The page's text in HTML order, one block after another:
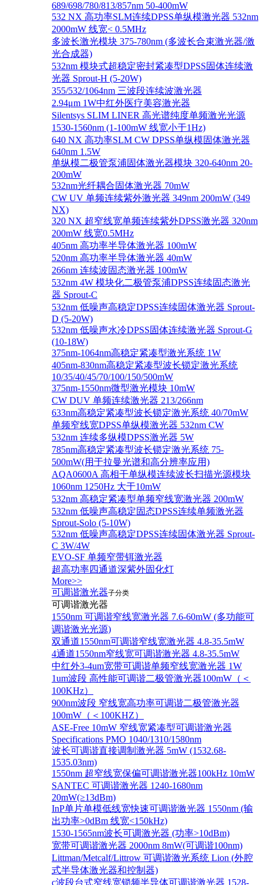
689/698/780/813/857nm 50-400mW
532 NX 高功率SLM连续DPSS单纵模激光器 532nm
2000mW 线宽< 0.5MHz
多波长激光模块 375-780nm (多波长合束激光器/激
光合成器)
532nm 模块式超稳定密封紧凑型DPSS固体连续激
光器 Sprout-H (5-20W)
355/532/1064nm 三波段连续波激光器
2.94μm 1W中红外医疗美容激光器
Silentsys SLIM LINER 高光谱纯度单频激光光源
1530-1560nm (1-100mW 线宽小于1Hz)
640 NX 高功率SLM CW DPSS单纵模固体激光器
640nm 1.5W
单纵模二极管泵浦固体激光器模块 320-640nm 20-
200mW
532nm光纤耦合固体激光器 70mW
CW UV 单频连续紫外激光器 349nm 200mW (349
NX)
320 NX 超窄线宽单频连续紫外DPSS激光器 320nm
200mW 线宽0.5MHz
405nm 高功率半导体激光器 100mW
520nm 高功率半导体激光器 40mW
266nm 连续波固态激光器 100mW
532nm 4W 模块化二极管泵浦DPSS连续固态激光
器 Sprout-C
532nm 低噪声高稳定DPSS连续固体激光器 Sprout-
D (5-20W)
532nm 低噪声水冷DPSS固体连续激光器 Sprout-G
(10-18W)
375nm-1064nm高稳定紧凑型激光系统 1W
405nm-830nm高稳定紧凑型波长锁定激光系统
10/35/40/45/70/100/150/500mW
375nm-1550nm微型激光模块 10mW
CW DUV 单频连续激光器 213/266nm
633nm高稳定紧凑型波长锁定激光系统 40/70mW
单频窄线宽DPSS单纵模激光器 532nm CW
532nm 连续多纵模DPSS激光器 5W
785nm高稳定紧凑型波长锁定激光系统 75-
500mW(用于拉曼光谱和高分辨率应用)
AQA0600A 高相干单纵模连续波长扫描光源模块
1060nm 1250Hz 大于10mW
532nm 高稳定紧凑型单频窄线宽激光器 200mW
532nm 低噪声高稳定固态DPSS连续单频激光器
Sprout‐Solo (5-10W)
532nm 低噪声高稳定DPSS连续固体激光器 Sprout-
C 3W/4W
EVO-SF 单频窄带铒激光器
超高功率四通道深紫外固化灯
More>>
可调谐激光器子分类
可调谐激光器
1550nm 可调谐窄线宽激光器 7.6-60mW (多功能可
调谐激光光源)
双通道1550nm可调谐窄线宽激光器 4.8-35.5mW
4通道1550nm窄线宽可调谐激光器 4.8-35.5mW
中红外3-4um宽带可调谐单频窄线宽激光器 1W
1um波段 高性能可调谐二极管激光器100mW（＜
100KHz）
900nm波段 窄线宽高功率可调谐二极管激光器
100mW（＜100KHZ）
ASE-Free 10mW 窄线宽紧凑型可调谐激光器
Specifications PMO 1040/1310/1580nm
波长可调谐直接调制激光器 5mW (1532.68-
1535.03nm)
1550nm 超窄线宽保偏可调谐激光器100kHz 10mW
SANTEC 可调谐激光器 1240-1680nm
20mW(≥13dBm)
InP单片单模低线宽快速可调谐激光器 1550nm (输
出功率>0dBm 线宽<150kHz)
1530-1565nm波长可调激光器 (功率>10dBm)
宽带可调谐激光器 2000nm 8mW(可调谐100nm)
Littman/Metcalf/Littrow 可调谐激光系统 Lion (外腔
式半导体激光器和控制器)
c波段台式窄线宽锁频半导体可调谐激光器 1528-